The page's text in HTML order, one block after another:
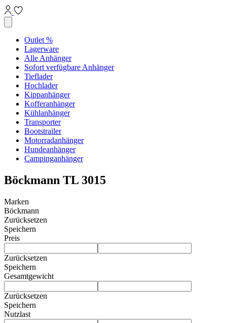
Outlet %
Lagerware
Alle Anhänger
Sofort verfügbare Anhänger
Tieflader
Hochlader
Kippanhänger
Kofferanhänger
Kühlanhänger
Transporter
Bootstrailer
Motorradanhänger
Hundeanhänger
Campinganhänger
Böckmann TL 3015
Marken
Böckmann
Zurücksetzen
Speichern
Preis
Zurücksetzen
Speichern
Gesamtgewicht
Zurücksetzen
Speichern
Nutzlast